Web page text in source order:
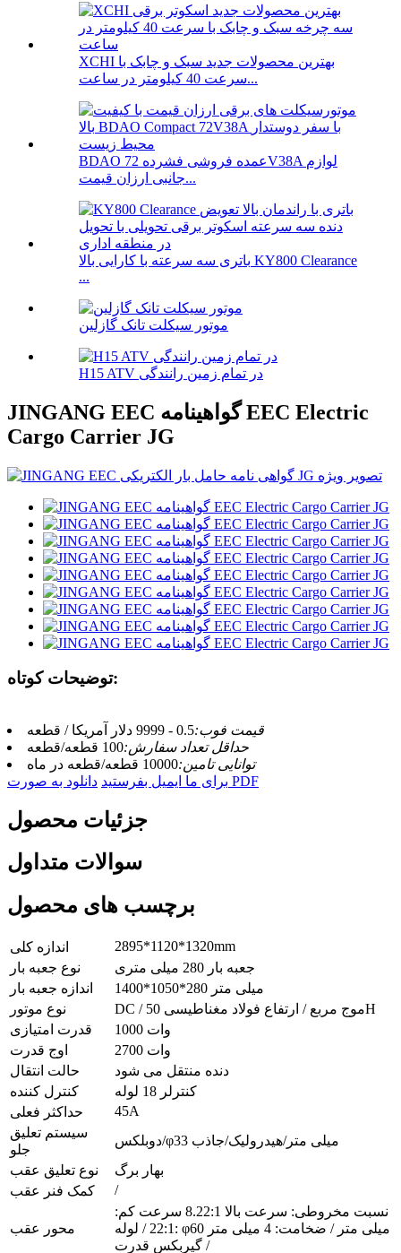
XCHI بهترین محصولات جدید سبک و چابک با
سرعت 40 کیلومتر در ساعت...
BDAO عمده فروشی فشرده 72V38A لوازم
جانبی ارزان قیمت...
باتری سه سرعته با کارایی بالا KY800 Clearance
...
موتور سیکلت تانک گازلین
H15 ATV در تمام زمین رانندگی
JINGANG EEC گواهینامه EEC Electric
Cargo Carrier JG
توضیحات کوتاه:
قیمت فوب:0.5 - 9999 دلار آمریکا / قطعه
حداقل تعداد سفارش:100 قطعه/قطعه
توانایی تامین:10000 قطعه/قطعه در ماه
برای ما ایمیل بفرستید دانلود به صورت PDF
جزئیات محصول
سوالات متداول
برچسب های محصول
اندازه کلی
2895*1120*1320mm
نوع جعبه بار
جعبه بار 280 میلی متری
اندازه جعبه بار
1400*1050*280 میلی متر
نوع موتور
DC / موج مربع / ارتفاع فولاد مغناطیسی 50H
قدرت امتیازی
1000 وات
اوج قدرت
2700 وات
حالت انتقال
دنده منتقل می شود
کنترل کننده
کنترلر 18 لوله
حداکثر فعلی
45A
سیستم تعلیق
جلو
دوبلکس/φ33 میلی متر/هیدرولیک/جاذب
نوع تعلیق عقب
بهار برگ
کمک فنر عقب
/
محور عقب
نسبت مخروطی: سرعت بالا 8.22:1 سرعت کم:
22:1 / لوله: φ60 میلی متر / ضخامت: 4 میلی متر
/ گیربکس قدرت